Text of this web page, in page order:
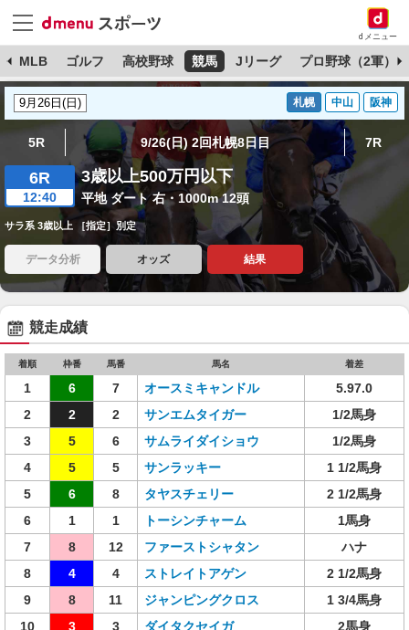
dメニュー
MLB ゴルフ 高校野球 競馬 Jリーグ プロ野球（2軍）
札幌 中山 阪神
5R 9/26(日) 2回札幌8日目 7R
6R
12:40
3歳以上500万円以下
平地 ダート 右・1000m 12頭
サラ系 3歳以上 ［指定］別定
データ分析 オッズ 結果
競走成績
着順 枠番 馬番 馬名 着差
1 6 7 オースミキャンドル
5.97.0
2
2 2 サンエムタイガー
1/2馬身
3
5 6 サムライダイショウ
1/2馬身
4
5 5 サンラッキー
1 1/2馬身
5
6 8 タヤスチェリー
2 1/2馬身
6
1 1 トーシンチャーム
1馬身
7
8 12 ファーストシャタン
ハナ
8
4 4 ストレイトアゲン
2 1/2馬身
9
8 11 ジャンピングクロス
1 3/4馬身
10
3 3 ダイタクセイガ
2馬身